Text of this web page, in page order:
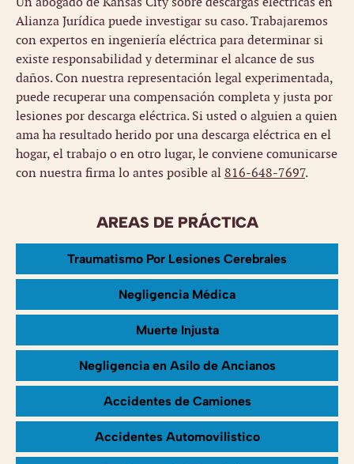
Alianza Jurídica puede investigar su caso. Trabajaremos
con expertos en ingeniería eléctrica para determinar si
existe responsabilidad y determinar el alcance de sus
daños. Con nuestra representación legal experimentada,
puede recuperar una compensación completa y justa por
lesiones por descarga eléctrica. Si usted o alguien a quien
ama ha resultado herido por una descarga eléctrica en el
hogar, el trabajo o en otro lugar, le conviene comunicarse
con nuestra firma lo antes posible al816-648-7697.
AREAS DE PRÁCTICA
Traumatismo Por Lesiones Cerebrales
Negligencia Médica
Muerte Injusta
Negligencia en Asilo de Ancianos
Accidentes de Camiones
Accidentes Automovilistico